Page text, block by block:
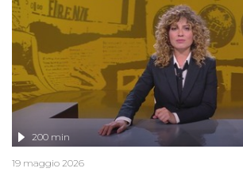
200 min
19 maggio 2026